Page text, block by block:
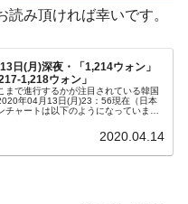
況は決して良くない。
国消費者院が『クーパ
認定 ⇒ 総額3兆7,000億
部では干ばつ
載の次世代駆逐艦
読み頂ければ幸いです。
日(月)深夜・「1,214ウォン」
1,218ウォン」
まで進行するかが注目されている韓国
年04月13日(月)23：56現在（日本
チャートは以下のようになっています
2020.04.14